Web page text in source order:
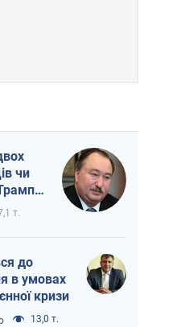
чи
т.
до
в умовах
кризи
13,0 т.